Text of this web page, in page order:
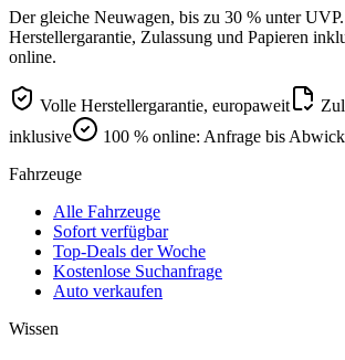
Der gleiche Neuwagen, bis zu 30 % unter
Herstellergarantie, Zulassung und Papieren
online.
Volle Herstellergarantie, europaweit
inklusive
100 % online: Anfrage bis
Fahrzeuge
Alle Fahrzeuge
Sofort verfügbar
Top-Deals der Woche
Kostenlose Suchanfrage
Auto verkaufen
Wissen